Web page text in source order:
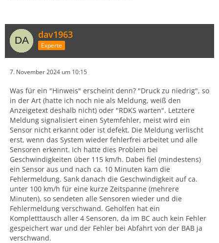
dav1963
Experte
7. November 2024 um 10:15
Was für ein "Hinweis" erscheint denn? "Druck zu niedrig", so
in der Art (hatte ich noch nie als Meldung, weiß den
Anzeigetext deshalb nicht) oder "RDKS warten". Letztere
Meldung signalisiert einen Sytemfehler, meist wird ein
Sensor nicht erkannt oder ist defekt. Die Meldung verlischt
erst, wenn das System wieder fehlerfrei arbeitet und alle
Sensoren erkennt. Ich hatte dies Problem bei
Geschwindigkeiten über 115 km/h. Dabei fiel (mindestens)
ein Sensor aus und nach ca. 10 Minuten kam die
Fehlermeldung. Sank danach die Geschwindigkeit auf ca.
unter 100 km/h für eine kurze Zeitspanne (mehrere
Minuten), so sendeten alle Sensoren wieder und die
Fehlermeldung verschwand. Geholfen hat ein
Kompletttausch aller 4 Sensoren, da im BC auch kein Fehler
gespeichert war und der Fehler bei Abfahrt von der BAB ja
verschwand.